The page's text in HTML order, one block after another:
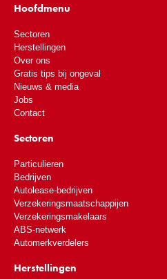
Hoofdmenu
Sectoren
Herstellingen
Over ons
Gratis tips bij ongeval
Nieuws & media
Jobs
Contact
Sectoren
Particulieren
Bedrijven
Autolease-bedrijven
Verzekeringsmaatschappijen
Verzekeringsmakelaars
ABS-netwerk
Automerkverdelers
Herstellingen